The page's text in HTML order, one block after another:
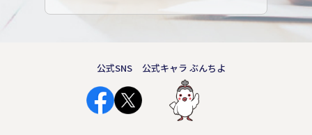
公式SNS 公式キャラ ぶんちよ